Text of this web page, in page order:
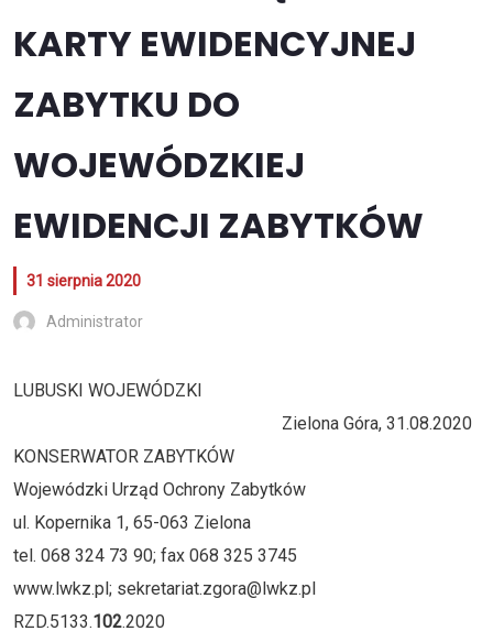
KARTY EWIDENCYJNEJ
ZABYTKU DO
WOJEWÓDZKIEJ
EWIDENCJI ZABYTKÓW
31 sierpnia 2020
Administrator
LUBUSKI WOJEWÓDZKI
Zielona Góra, 31.08.2020
KONSERWATOR ZABYTKÓW
Wojewódzki Urząd Ochrony Zabytków
ul. Kopernika 1, 65-063 Zielona
tel. 068 324 73 90; fax 068 325 3745
www.lwkz.pl; sekretariat.zgora@lwkz.pl
RZD.5133.102.2020